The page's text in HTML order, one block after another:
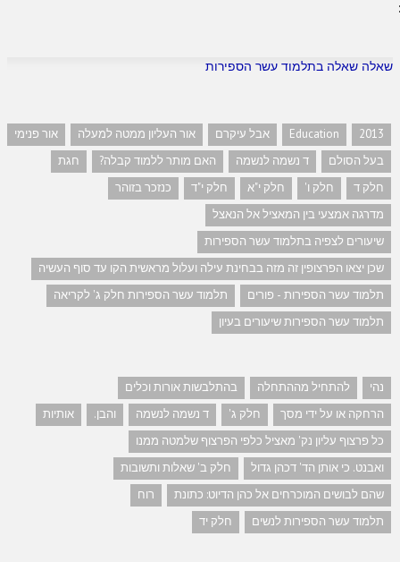
שאלה שאלה בתלמוד עשר הספירות
2013
Education אבל עיקרם אור העליון ממטה למעלה
אור פנימי
בעל הסולם
ד נשמה לנשמה האם מותר ללמוד קבלה?
חגת
חלק ד
חלק ו' חלק י"א חלק י"ד
כנזכר בזוהר
מדרגה אמצעי בין המאציל אל הנאצל
שיעורים לצפיה בתלמוד עשר הספירות
שכן יצאו הפרצופין זה מזה בבחינת עילה ועלול מראשית הקו עד סוף העשיה
תלמוד עשר הספירות - פורים
תלמוד עשר הספירות חלק ג' לקריאה
תלמוד עשר הספירות שיעורים בעיון
נהי להתחיל מההתחלה
בהתלבשות אורות וכלים
הרחקה או על ידי מסך
חלק ג' ד נשמה לנשמה והבן.
אותיות
כל פרצוף עליון נק' מאציל כלפי הפרצוף שלמטה ממנו
ואבנט. כי אותן הד' דכהן גדול
חלק ב' שאלות ותשובות
שהם לבושים המוכרחים אל כהן הדיוט: כתונת
רוח
תלמוד עשר הספירות לנשים
חלק יד